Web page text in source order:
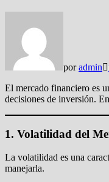
poradmin
El mercado financiero es
decisiones de inversión.
1. Volatilidad del
La volatilidad es una
manejarla.